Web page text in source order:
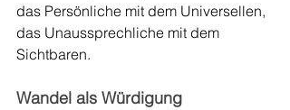
das Persönliche mit dem Universellen,
das Unaussprechliche mit dem
Sichtbaren.
Wandel als Würdigung